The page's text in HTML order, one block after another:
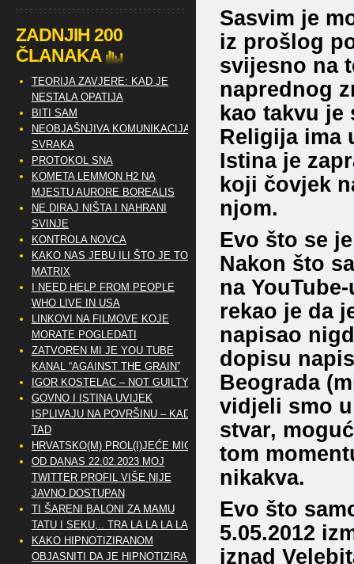
Sasvim je
iz prošlog
svijesno na
naprednog
kao takvu je
Religija ima
Istina je
koji čovjek
njom.
Evo što se
Nakon što
na
rekao je da
napisao
dopisu
Beograda
vidjeli smo
stvar,
tom
nikakva.
Evo što
5.05.2012
iznad
ZADNJIH 200
ČLANAKA
TEORIJA ZAVJERE: KAD JE
NESTALA OPATIJA
BITI SAM
NEOBJAŠNJIVA KOMUNIKACIJA
SVRAKA
PROTOKOL SNA
KOMETA LEMMON H2 NA
MJESTU AURORE BOREALIS
NE DIRAJ NIŠTA I NAHRANI
SVINJE
KONTROLA NOVCA
KAKO NAS JEBU ILI ŠTO JE TO
MATRIX
I NEED HELP FROM PEOPLE
WHO LIVE IN USA
LINKOVI NA FILMOVE KOJE
MORATE POGLEDATI
ZATVOREN MI JE YOU TUBE
KANAL “AGAINST THE GRAIN”
IGOR KOSTELAC – NOT GUILTY
GOVNO I ISTINA UVIJEK
ISPLIVAJU NA POVRŠINU – KAD
TAD
HRVATSKO(M) PROL(I)JEĆE MIG
OD DANAS 22.02.2023 MOJ
TWITTER PROFIL VIŠE NIJE
JAVNO DOSTUPAN
TI ŠARENI BALONI ZA MAMU
TATU I SEKU,.. TRA LA LA LA LA
KAKO HIPNOTIZIRANOM
OBJASNITI DA JE HIPNOTIZIRAN